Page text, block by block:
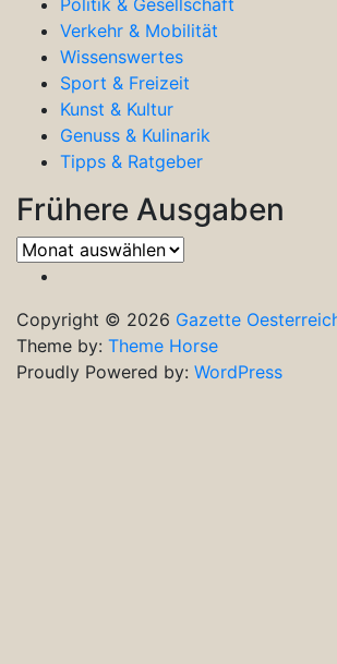
Politik & Gesellschaft
Verkehr & Mobilität
Wissenswertes
Sport & Freizeit
Kunst & Kultur
Genuss & Kulinarik
Tipps & Ratgeber
Frühere Ausgaben
Frühere
Ausgaben
Copyright © 2026 Gazette
Theme by: Theme Horse
Proudly Powered by: WordPress